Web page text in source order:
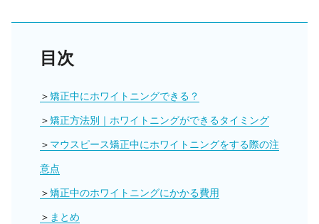
目次
矯正中にホワイトニングできる？
矯正方法別｜ホワイトニングができるタイミング
マウスピース矯正中にホワイトニングをする際の注
意点
矯正中のホワイトニングにかかる費用
まとめ